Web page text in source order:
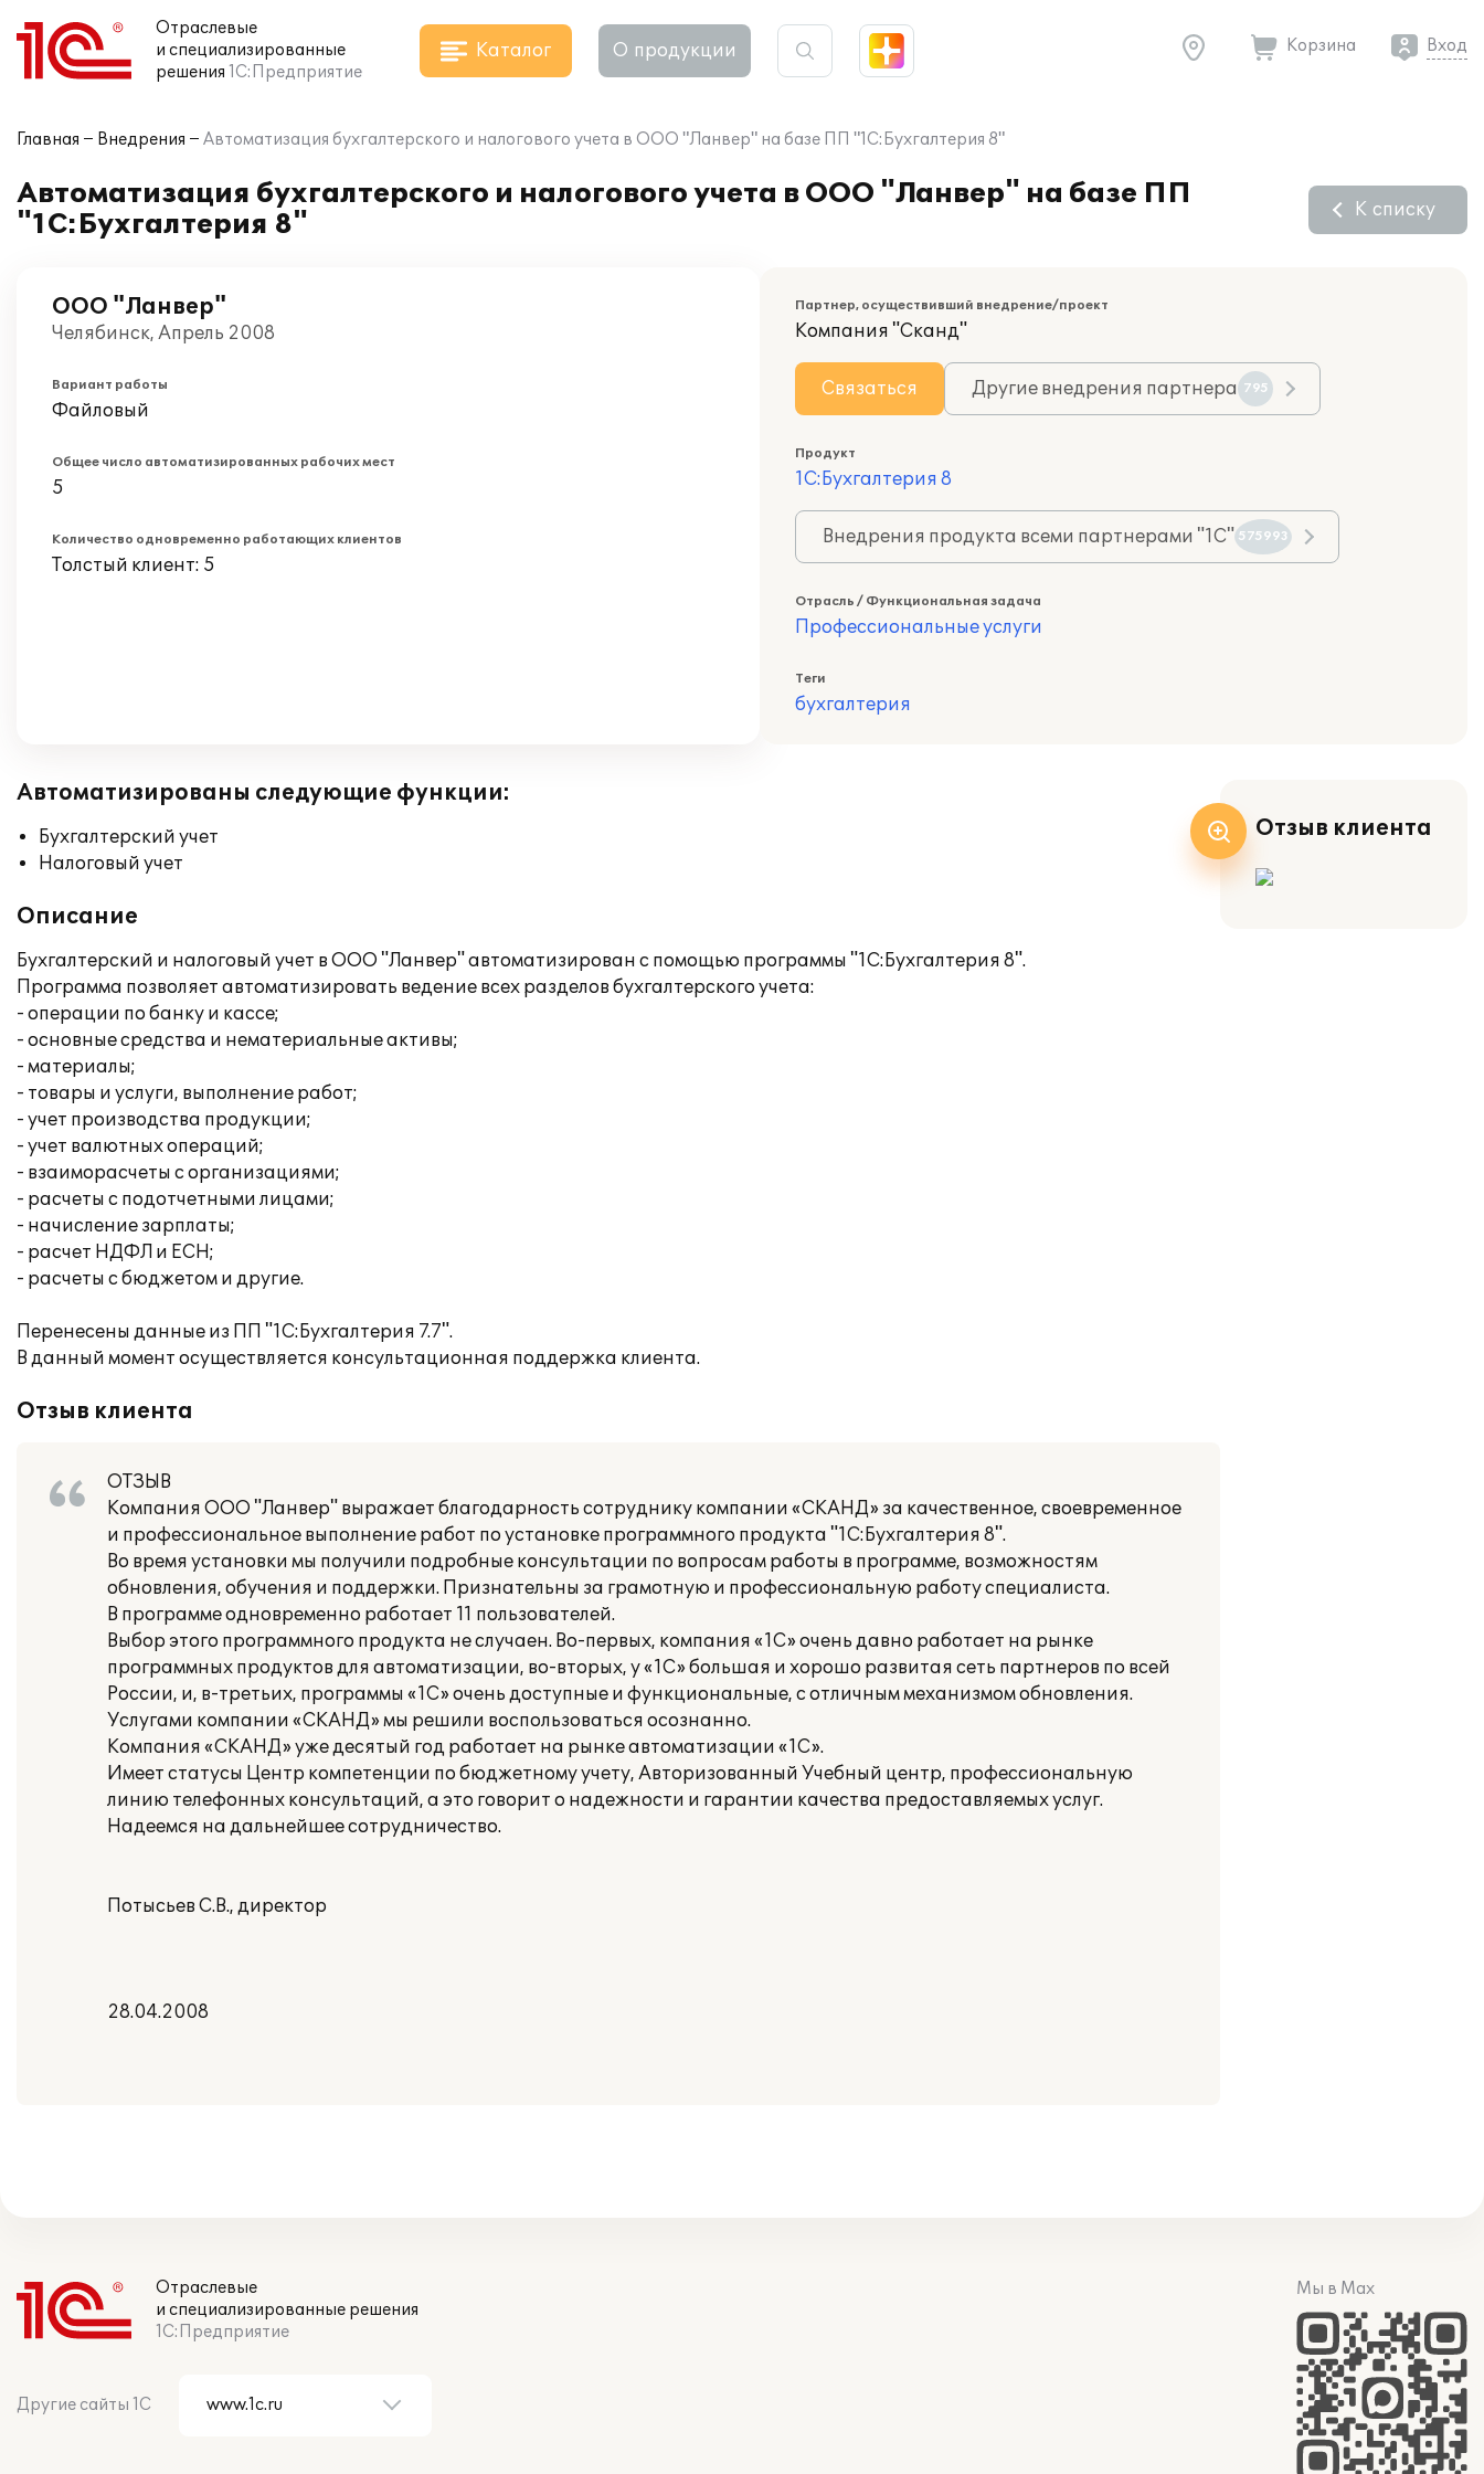
Отраслевые
и специализированные
решения 1С:Предприятие
Каталог О продукции Корзина Вход
Главная Внедрения Автоматизация бухгалтерского и налогового учета в ООО "Ланвер" на базе ПП "1С:Бухгалтерия 8"
Автоматизация бухгалтерского и налогового учета в ООО "Ланвер" на базе ПП
"1С:Бухгалтерия 8"
К списку
ООО "Ланвер"
Челябинск, Апрель 2008
Вариант работы
Файловый
Общее число автоматизированных рабочих мест
5
Количество одновременно работающих клиентов
Толстый клиент: 5
Партнер, осуществивший внедрение/проект
Компания "Сканд"
Связаться Другие внедрения партнера 795
Продукт
1С:Бухгалтерия 8
Внедрения продукта всеми партнерами "1С" 575993
Отрасль / Функциональная задача
Профессиональные услуги
Теги
бухгалтерия
Автоматизированы следующие функции:
Бухгалтерский учет
Налоговый учет
Описание
Бухгалтерский и налоговый учет в ООО "Ланвер" автоматизирован с помощью программы "1С:Бухгалтерия 8".
Программа позволяет автоматизировать ведение всех разделов бухгалтерского учета:
- операции по банку и кассе;
- основные средства и нематериальные активы;
- материалы;
- товары и услуги, выполнение работ;
- учет производства продукции;
- учет валютных операций;
- взаиморасчеты с организациями;
- расчеты с подотчетными лицами;
- начисление зарплаты;
- расчет НДФЛ и ЕСН;
- расчеты с бюджетом и другие.
Перенесены данные из ПП "1С:Бухгалтерия 7.7".
В данный момент осуществляется консультационная поддержка клиента.
Отзыв клиента
ОТЗЫВ
Компания ООО "Ланвер" выражает благодарность сотруднику компании «СКАНД» за качественное, своевременное
и профессиональное выполнение работ по установке программного продукта "1С:Бухгалтерия 8".
Во время установки мы получили подробные консультации по вопросам работы в программе, возможностям
обновления, обучения и поддержки. Признательны за грамотную и профессиональную работу специалиста.
В программе одновременно работает 11 пользователей.
Выбор этого программного продукта не случаен. Во-первых, компания «1С» очень давно работает на рынке
программных продуктов для автоматизации, во-вторых, у «1С» большая и хорошо развитая сеть партнеров по всей
России, и, в-третьих, программы «1С» очень доступные и функциональные, с отличным механизмом обновления.
Услугами компании «СКАНД» мы решили воспользоваться осознанно.
Компания «СКАНД» уже десятый год работает на рынке автоматизации «1С».
Имеет статусы Центр компетенции по бюджетному учету, Авторизованный Учебный центр, профессиональную
линию телефонных консультаций, а это говорит о надежности и гарантии качества предоставляемых услуг.
Надеемся на дальнейшее сотрудничество.
Потысьев С.В., директор
28.04.2008
Отзыв клиента
Отраслевые
и специализированные решения
1С:Предприятие
Другие сайты 1С
Мы в Max